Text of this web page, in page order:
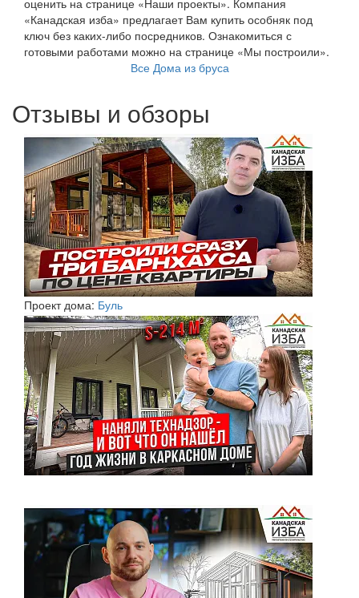
«Канадская изба» предлагает Вам купить особняк под
ключ без каких-либо посредников. Ознакомиться с
готовыми работами можно на странице «Мы построили».
Все Дома из бруса
Отзывы и обзоры
Проект дома: Буль